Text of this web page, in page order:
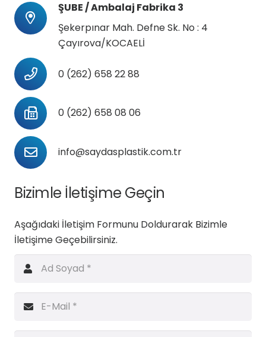
ŞUBE / Ambalaj Fabrika 3
Şekerpınar Mah. Defne Sk. No : 4
Çayırova/KOCAELİ
0 (262) 658 22 88
0 (262) 658 08 06
info@saydasplastik.com.tr
Bizimle İletişime Geçin
Aşağıdaki İletişim Formunu Doldurarak Bizimle
İletişime Geçebilirsiniz.